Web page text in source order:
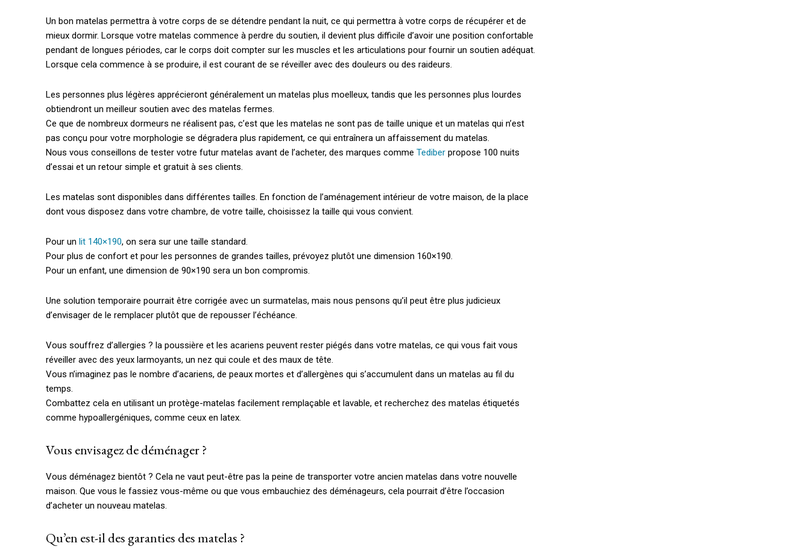
Un bon matelas permettra à votre corps de se détendre pendant la nuit, ce qui permettra à votre corps de récupérer et de
mieux dormir. Lorsque votre matelas commence à perdre du soutien, il devient plus difficile d’avoir une position confortable
pendant de longues périodes, car le corps doit compter sur les muscles et les articulations pour fournir un soutien adéquat.
Lorsque cela commence à se produire, il est courant de se réveiller avec des douleurs ou des raideurs.
Les personnes plus légères apprécieront généralement un matelas plus moelleux, tandis que les personnes plus lourdes
obtiendront un meilleur soutien avec des matelas fermes.
Ce que de nombreux dormeurs ne réalisent pas, c’est que les matelas ne sont pas de taille unique et un matelas qui n’est
pas conçu pour votre morphologie se dégradera plus rapidement, ce qui entraînera un affaissement du matelas.
Nous vous conseillons de tester votre futur matelas avant de l’acheter, des marques comme Tediber propose 100 nuits
d’essai et un retour simple et gratuit à ses clients.
Les matelas sont disponibles dans différentes tailles. En fonction de l’aménagement intérieur de votre maison, de la place
dont vous disposez dans votre chambre, de votre taille, choisissez la taille qui vous convient.
Pour un lit 140×190, on sera sur une taille standard.
Pour plus de confort et pour les personnes de grandes tailles, prévoyez plutôt une dimension 160×190.
Pour un enfant, une dimension de 90×190 sera un bon compromis.
Une solution temporaire pourrait être corrigée avec un surmatelas, mais nous pensons qu’il peut être plus judicieux
d’envisager de le remplacer plutôt que de repousser l’échéance.
Vous souffrez d’allergies ? la poussière et les acariens peuvent rester piégés dans votre matelas, ce qui vous fait vous
réveiller avec des yeux larmoyants, un nez qui coule et des maux de tête.
Vous n’imaginez pas le nombre d’acariens, de peaux mortes et d’allergènes qui s’accumulent dans un matelas au fil du
temps.
Combattez cela en utilisant un protège-matelas facilement remplaçable et lavable, et recherchez des matelas étiquetés
comme hypoallergéniques, comme ceux en latex.
Vous envisagez de déménager ?
Vous déménagez bientôt ? Cela ne vaut peut-être pas la peine de transporter votre ancien matelas dans votre nouvelle
maison. Que vous le fassiez vous-même ou que vous embauchiez des déménageurs, cela pourrait d’être l’occasion
d’acheter un nouveau matelas.
Qu’en est-il des garanties des matelas ?